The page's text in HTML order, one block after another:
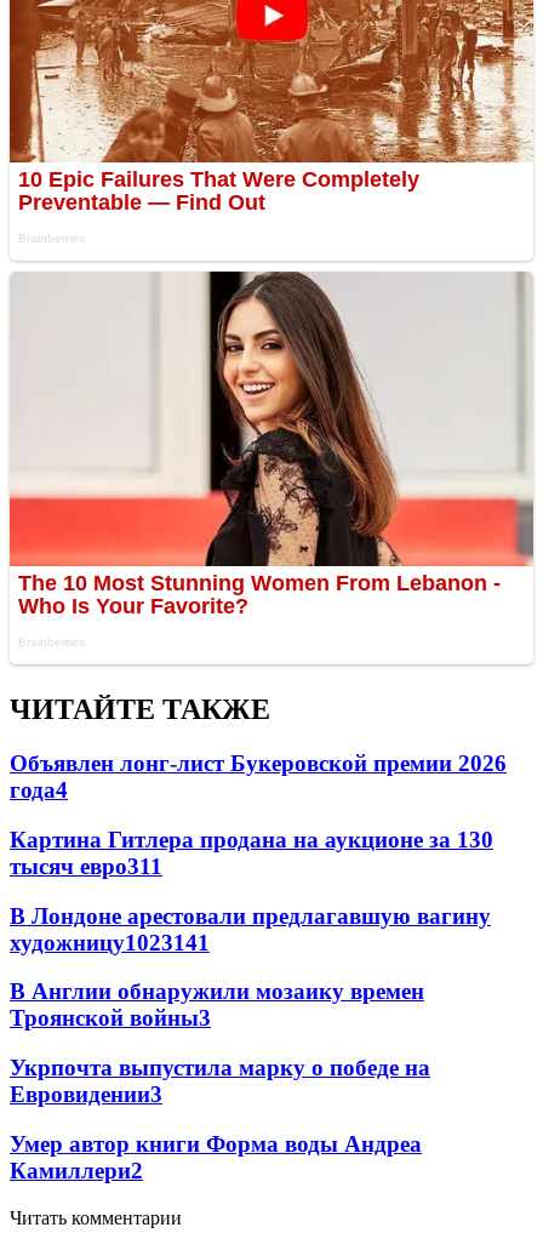
ЧИТАЙТЕ ТАКЖЕ
Объявлен лонг-лист Букеровской премии 2026
года4
Картина Гитлера продана на аукционе за 130
тысяч евро311
В Лондоне арестовали предлагавшую вагину
художницу1023141
В Англии обнаружили мозаику времен
Троянской войны3
Укрпочта выпустила марку о победе на
Евровидении3
Умер автор книги Форма воды Андреа
Камиллери2
Читать комментарии